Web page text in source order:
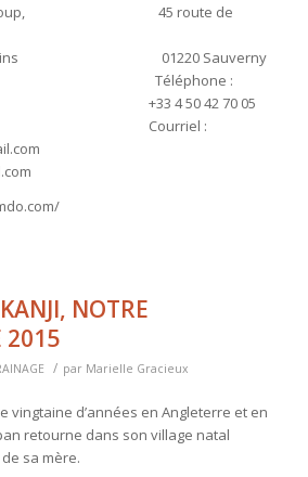
Pain Loup, 45 route de
les Bains 01220 Sauverny
: Téléphone :
56 +33 4 50 42 70 05
: Courriel :
NOTRE
2015
/ par Marielle Gracieux
vingtaine d’années en Angleterre et en
retourne dans son village natal
sa mère.